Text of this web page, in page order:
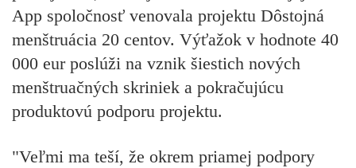
App spoločnosť venovala projektu Dôstojná
menštruácia 20 centov. Výťažok v hodnote 40
000 eur poslúži na vznik šiestich nových
menštruačných skriniek a pokračujúcu
produktovú podporu projektu.
"Veľmi ma teší, že okrem priamej podpory